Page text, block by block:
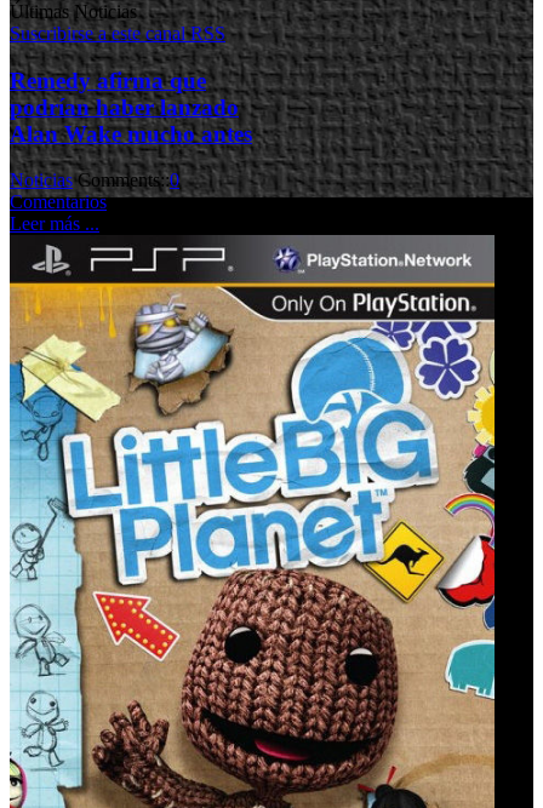
Últimas Noticias
Suscribirse a este canal RSS
Remedy afirma que
podrían haber lanzado
Alan Wake mucho antes
Noticias Comments::0
Comentarios
Leer más ...